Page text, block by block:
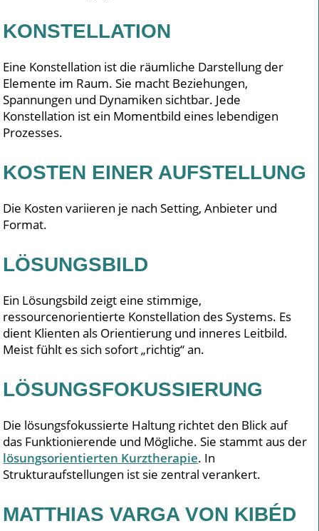
KONSTELLATION
Eine Konstellation ist die räumliche Darstellung der
Elemente im Raum. Sie macht Beziehungen,
Spannungen und Dynamiken sichtbar. Jede
Konstellation ist ein Momentbild eines lebendigen
Prozesses.
KOSTEN EINER AUFSTELLUNG
Die Kosten variieren je nach Setting, Anbieter und
Format.
LÖSUNGSBILD
Ein Lösungsbild zeigt eine stimmige,
ressourcenorientierte Konstellation des Systems. Es
dient Klienten als Orientierung und inneres Leitbild.
Meist fühlt es sich sofort „richtig“ an.
LÖSUNGSFOKUSSIERUNG
Die lösungsfokussierte Haltung richtet den Blick auf
das Funktionierende und Mögliche. Sie stammt aus der
lösungsorientierten Kurztherapie. In
Strukturaufstellungen ist sie zentral verankert.
MATTHIAS VARGA VON KIBÉD